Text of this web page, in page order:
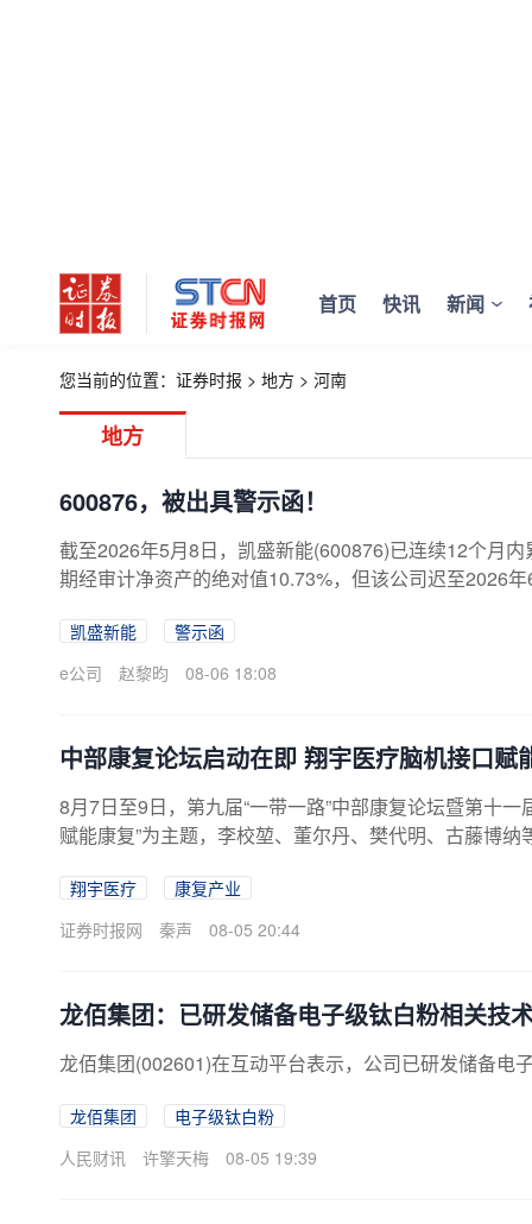
首页 快讯 新闻
您当前的位置： 证券时报 > 地方 > 河南
地方
600876，被出具警示函！
截至2026年5月8日，凯盛新能(600876)已连续12个月
期经审计净资产的绝对值10.73%，但该公司迟至2026
政监管措施决定书。6月22日至24日，凯盛新能股价连
易异常波动公告中称，经公司自查，公司目前生产经营
凯盛新能
警示函
e公司
赵黎昀 08-06 18:08
中部康复论坛启动在即 翔宇医疗脑机接口赋
8月7日至9日，第九届“一带一路”中部康复论坛暨第十
赋能康复”为主题，李校堃、董尔丹、樊代明、古藤博
办，助力安阳逐步形成覆盖康复设备研发制造、临床应
恰逢产业迈入商业化的关键节点，被业内视为观察康复
翔宇医疗
康复产业
证券时报网
秦声 08-05 20:44
龙佰集团：已研发储备电子级钛白粉相关技
龙佰集团(002601)在互动平台表示，公司已研发储备电
龙佰集团
电子级钛白粉
人民财讯
许擎天梅 08-05 19:39